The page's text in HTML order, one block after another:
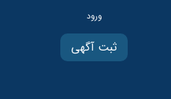
ثبت آگهی